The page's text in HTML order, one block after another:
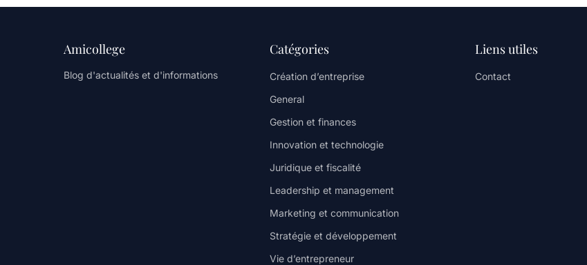
Amicollege
Blog d'actualités et d'informations
Catégories
Création d’entreprise
General
Gestion et finances
Innovation et technologie
Juridique et fiscalité
Leadership et management
Marketing et communication
Stratégie et développement
Vie d’entrepreneur
Liens utiles
Contact